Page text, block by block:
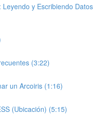
Leyendo y Escribiendo Datos
(3:22)
un Arcoiris (1:16)
(Ubicación) (5:15)